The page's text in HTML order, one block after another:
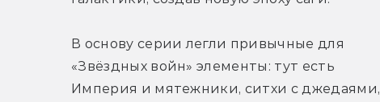
В основу серии легли привычные для
«Звёздных войн» элементы: тут есть
Империя и мятежники, ситхи с джедаями,